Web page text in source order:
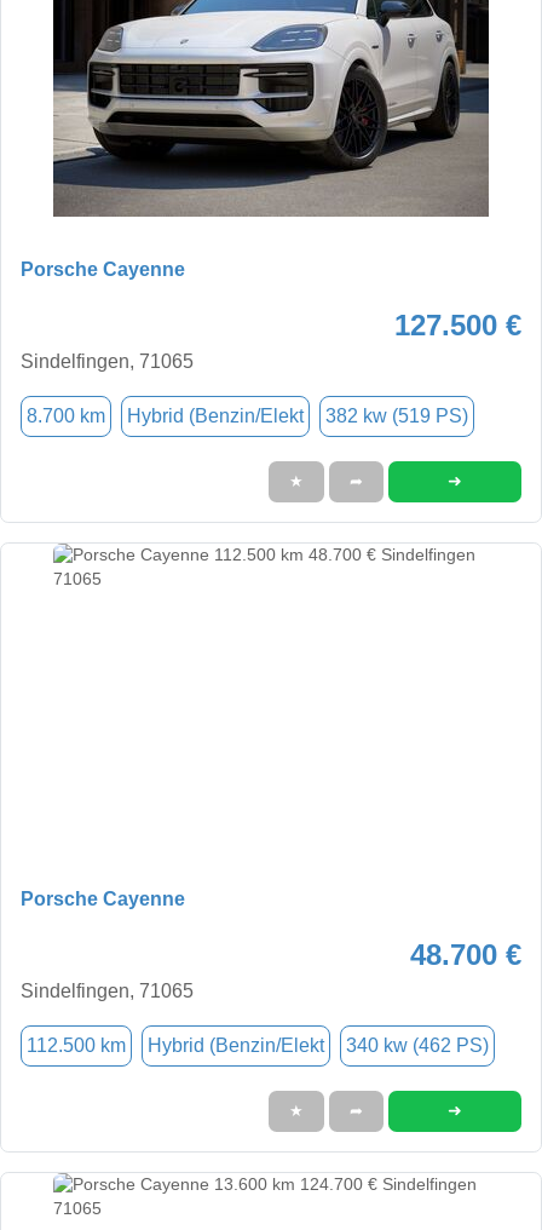
Porsche Cayenne
127.500 €
Sindelfingen, 71065
8.700 km Hybrid (Benzin/Elekt 382 kw (519 PS)
★ ➦ ➜
Porsche Cayenne
48.700 €
Sindelfingen, 71065
112.500 km Hybrid (Benzin/Elekt 340 kw (462 PS)
★ ➦ ➜